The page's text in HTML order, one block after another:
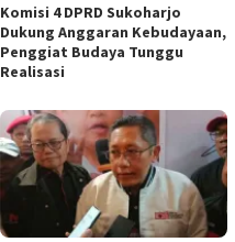
Komisi 4 DPRD Sukoharjo
Dukung Anggaran Kebudayaan,
Penggiat Budaya Tunggu
Realisasi